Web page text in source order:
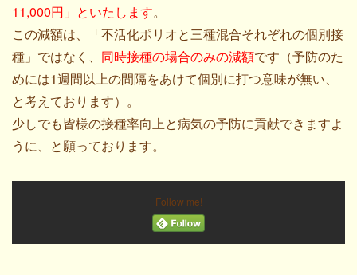
11,000円」といたします。
この減額は、「不活化ポリオと三種混合それぞれの個別接
種」ではなく、 同時接種の場合のみの減額です（予防のた
めには1週間以上の間隔をあけて個別に打つ意味が無い、
と考えております）。
少しでも皆様の接種率向上と病気の予防に貢献できますよ
うに、と願っております。
Follow me!